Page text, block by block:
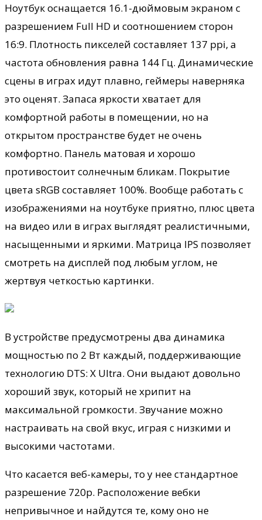
Ноутбук оснащается 16.1-дюймовым экраном с
разрешением Full HD и соотношением сторон
16:9. Плотность пикселей составляет 137 ppi, а
частота обновления равна 144 Гц. Динамические
сцены в играх идут плавно, геймеры наверняка
это оценят. Запаса яркости хватает для
комфортной работы в помещении, но на
открытом пространстве будет не очень
комфортно. Панель матовая и хорошо
противостоит солнечным бликам. Покрытие
цвета sRGB составляет 100%. Вообще работать с
изображениями на ноутбуке приятно, плюс цвета
на видео или в играх выглядят реалистичными,
насыщенными и яркими. Матрица IPS позволяет
смотреть на дисплей под любым углом, не
жертвуя четкостью картинки.
В устройстве предусмотрены два динамика
мощностью по 2 Вт каждый, поддерживающие
технологию DTS: X Ultra. Они выдают довольно
хороший звук, который не хрипит на
максимальной громкости. Звучание можно
настраивать на свой вкус, играя с низкими и
высокими частотами.
Что касается веб-камеры, то у нее стандартное
разрешение 720p. Расположение вебки
непривычное и найдутся те, кому оно не